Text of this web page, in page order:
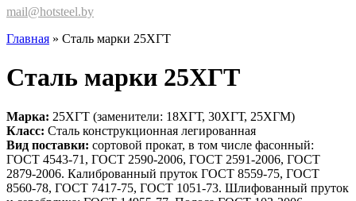
mail@hotsteel.by
Главная » Сталь марки 25ХГТ
Сталь марки 25ХГТ
Марка: 25ХГТ (заменители: 18ХГТ, 30ХГТ, 25ХГМ)
Класс: Сталь конструкционная легированная
Вид поставки: сортовой прокат, в том числе фасонный:
ГОСТ 4543-71, ГОСТ 2590-2006, ГОСТ 2591-2006, ГОСТ
2879-2006. Калиброванный пруток ГОСТ 8559-75, ГОСТ
8560-78, ГОСТ 7417-75, ГОСТ 1051-73. Шлифованный пруток